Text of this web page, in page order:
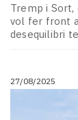
Tremp i Sort,
vol fer front
desequilibri
27/08/2025